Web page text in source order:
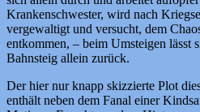
Krankenschwester, wird nach
vergewaltigt und versucht, dem
entkommen, – beim Umsteigen lässt
Bahnsteig allein zurück.
Der hier nur knapp skizzierte Plot
enthält neben dem Fanal einer